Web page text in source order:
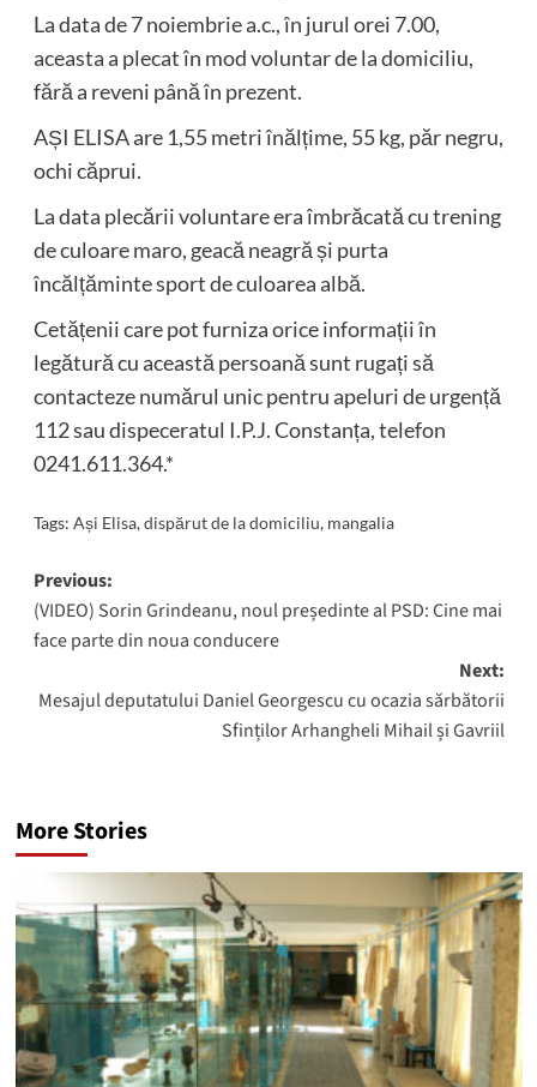
La data de 7 noiembrie a.c., în jurul orei 7.00,
aceasta a plecat în mod voluntar de la domiciliu,
fără a reveni până în prezent.
AȘI ELISA are 1,55 metri înălțime, 55 kg, păr negru,
ochi căprui.
La data plecării voluntare era îmbrăcată cu trening
de culoare maro, geacă neagră și purta
încălțăminte sport de culoarea albă.
Cetățenii care pot furniza orice informații în
legătură cu această persoană sunt rugați să
contacteze numărul unic pentru apeluri de urgență
112 sau dispeceratul I.P.J. Constanța, telefon
0241.611.364.*
Tags: Ași Elisa,dispărut de la domiciliu, mangalia
Post
navigation
Previous:
(VIDEO) Sorin Grindeanu, noul președinte al PSD: Cine mai
face parte din noua conducere
Next:
Mesajul deputatului Daniel Georgescu cu ocazia sărbătorii
Sfinților Arhangheli Mihail și Gavriil
More Stories